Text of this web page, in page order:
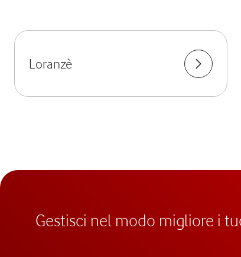
Loranzè
Gestisci nel modo migliore i